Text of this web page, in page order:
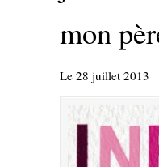
mon
Le 28 juillet 2013